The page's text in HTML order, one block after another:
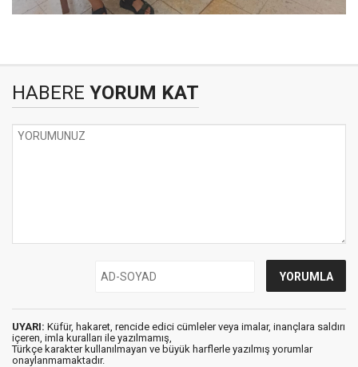
HABERE YORUM KAT
UYARI: Küfür, hakaret, rencide edici cümleler veya imalar, inançlara saldırı
içeren, imla kuralları ile yazılmamış,
Türkçe karakter kullanılmayan ve büyük harflerle yazılmış yorumlar
onaylanmamaktadır.